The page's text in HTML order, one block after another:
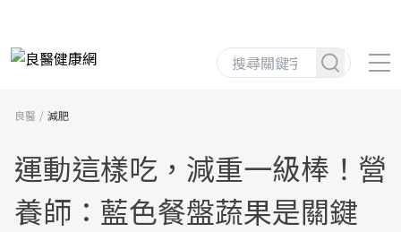
良醫 減肥
運動這樣吃，減重一級棒！營
養師：藍色餐盤蔬果是關鍵